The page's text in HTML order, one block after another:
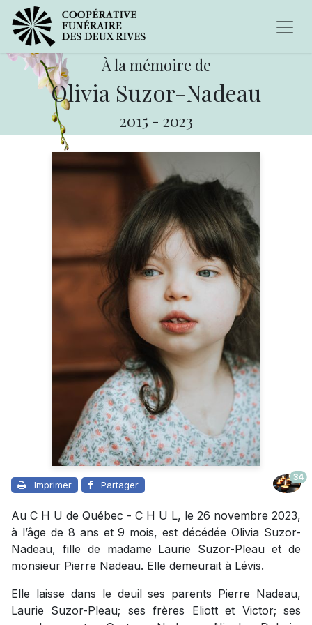
À la mémoire de
Olivia Suzor-Nadeau
2015 - 2023
Imprimer Partager
34
Au C H U de Québec - C H U L, le 26 novembre 2023,
à l’âge de 8 ans et 9 mois, est décédée Olivia Suzor-
Nadeau, fille de madame Laurie Suzor-Pleau et de
monsieur Pierre Nadeau. Elle demeurait à Lévis.
Elle laisse dans le deuil ses parents Pierre Nadeau,
Laurie Suzor-Pleau; ses frères Eliott et Victor; ses